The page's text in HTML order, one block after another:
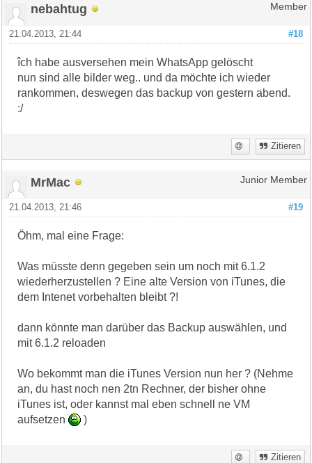
nebahtug Member
#18
21.04.2013, 21:44
îch habe ausversehen mein WhatsApp gelöscht
nun sind alle bilder weg.. und da möchte ich wieder
rankommen, deswegen das backup von gestern abend.
:/
Zitieren
MrMac Junior Member
#19
21.04.2013, 21:46
Öhm, mal eine Frage:
Was müsste denn gegeben sein um noch mit 6.1.2
wiederherzustellen ? Eine alte Version von iTunes, die
dem Intenet vorbehalten bleibt ?!
dann könnte man darüber das Backup auswählen, und
mit 6.1.2 reloaden
Wo bekommt man die iTunes Version nun her ? (Nehme
an, du hast noch nen 2tn Rechner, der bisher ohne
iTunes ist, oder kannst mal eben schnell ne VM
aufsetzen
)
Zitieren